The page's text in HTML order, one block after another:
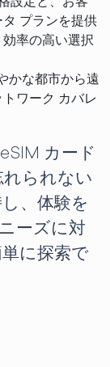
プランを提供
率の高い選択
かな都市から遠
ワーク カバレ
カード
られない
、体験を
ーズに対
に探索で